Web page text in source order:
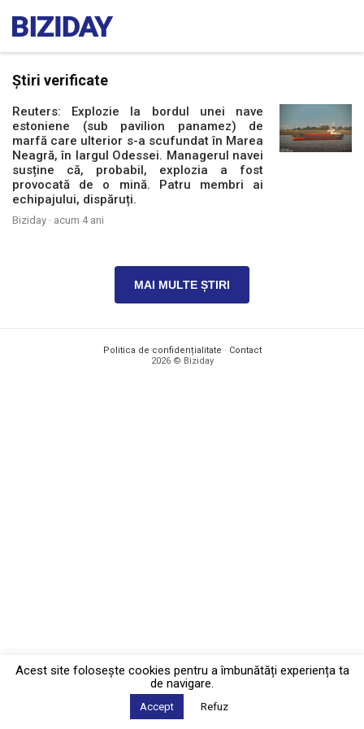
Știri verificate
Reuters: Explozie la bordul unei nave
estoniene (sub pavilion panamez) de
marfă care ulterior s-a scufundat în Marea
Neagră, în largul Odessei. Managerul navei
susține că, probabil, explozia a fost
provocată de o mină. Patru membri ai
echipajului, dispăruți.
Biziday · acum 4 ani
MAI MULTE ȘTIRI
Politica de confidențialitate · Contact
2026 © Biziday
Acest site foloseşte cookies pentru a îmbunătăți experiența ta
de navigare.
Accept Refuz